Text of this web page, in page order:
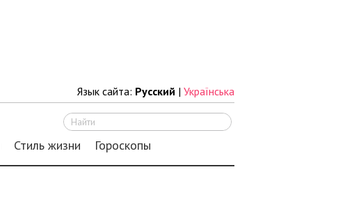
Язык сайта: Русский | Українська
Стиль жизни Гороскопы